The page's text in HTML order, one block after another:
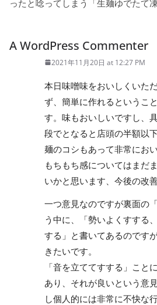
ったと唸ってしまう「生麺ゆでたて
A WordPress Commenter
2021年11月20日 at 12:27 PM
本日味噌味をおいしくいた
ず、簡単に作れるというこ
す。味もおいしいですし、
段でとなると店頭の半額以
麺のコシもあって非常にお
もちもち感についてはまだ
いかと思います、今後の改
一つ意見なのですが裏面の
う中に、「勢いよくすする
する」と書いてあるのです
きたいです。
「音を立ててすする」こと
あり、それが良いという意
し個人的には非常に不快な